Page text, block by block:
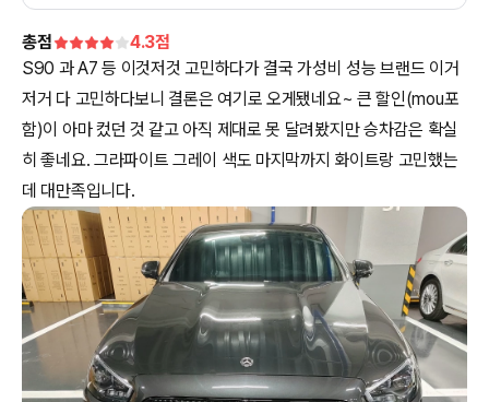
총점 4.3점
S90 과 A7 등 이것저것 고민하다가 결국 가성비 성능 브랜드 이거
저거 다 고민하다보니 결론은 여기로 오게됐네요~ 큰 할인(mou포
함)이 아마 컸던 것 같고 아직 제대로 못 달려봤지만 승차감은 확실
히 좋네요. 그라파이트 그레이 색도 마지막까지 화이트랑 고민했는
데 대만족입니다.